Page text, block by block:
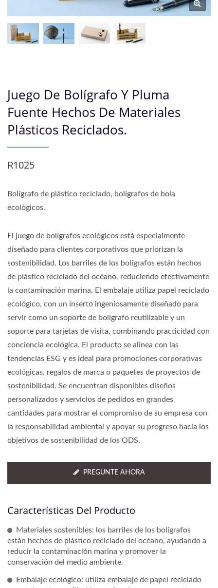
Juego De Bolígrafo Y Pluma
Fuente Hechos De Materiales
Plásticos Reciclados.
R1025
Bolígrafo de plástico reciclado, bolígrafos de bola
ecológicos.
El juego de bolígrafos ecológicos está especialmente
diseñado para clientes corporativos que priorizan la
sostenibilidad. Los barriles de los bolígrafos están hechos
de plástico reciclado del océano, reduciendo efectivamente
la contaminación marina. El embalaje utiliza papel reciclado
ecológico, con un inserto ingeniosamente diseñado para
servir como un soporte de bolígrafo reutilizable y un
soporte para tarjetas de visita, combinando practicidad con
conciencia ecológica. El producto se alinea con las
tendencias ESG y es ideal para promociones corporativas
ecológicas, regalos de marca o paquetes de proyectos de
sostenibilidad. Se encuentran disponibles diseños
personalizados y servicios de pedidos en grandes
cantidades para mostrar el compromiso de su empresa con
la responsabilidad ambiental y apoyar su progreso hacia los
objetivos de sostenibilidad de los ODS.
PREGUNTE AHORA
Características Del Producto
Materiales sostenibles: los barriles de los bolígrafos
están hechos de plástico reciclado del océano, ayudando a
reducir la contaminación marina y promover la
conservación del medio ambiente.
Embalaje ecológico: utiliza embalaje de papel reciclado